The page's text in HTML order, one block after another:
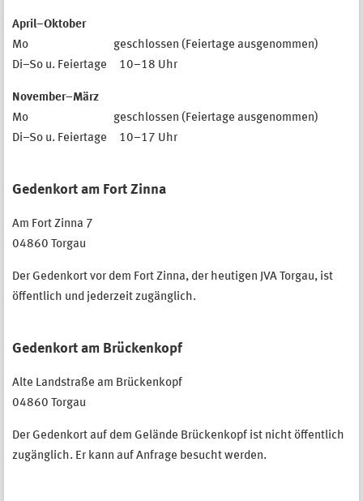
April–Oktober
Mo geschlossen (Feiertage ausgenommen)
Di–So u. Feiertage 10–18 Uhr
November–März
Mo geschlossen (Feiertage ausgenommen)
Di–So u. Feiertage 10–17 Uhr
Gedenkort am Fort Zinna
Am Fort Zinna 7
04860 Torgau
Der Gedenkort vor dem Fort Zinna, der heutigen JVA Torgau, ist
öffentlich und jederzeit zugänglich.
Gedenkort am Brückenkopf
Alte Landstraße am Brückenkopf
04860 Torgau
Der Gedenkort auf dem Gelände Brückenkopf ist nicht öffentlich
zugänglich. Er kann auf Anfrage besucht werden.